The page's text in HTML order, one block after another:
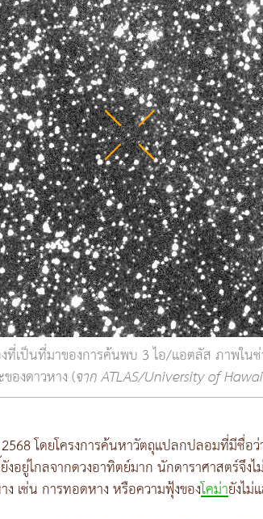
ที่เป็นที่มาของการค้นพบ 3 ไอ/แอตลัส ภาพในช่
องดาวหาง (จาก ATLAS/University of
โดยโครงการค้นหาวัตถุแปลกปลอมที่มีชื่อว่
ยู่ไกลจากดวงอาทิตย์มาก นักดาราศาสตร์จึง
เช่น การทอดหาง หรือความฟุ้งของโคม่ายังไม่